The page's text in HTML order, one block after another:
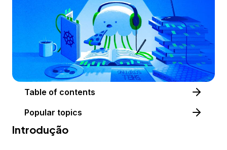
Table of contents
Popular topics
Introdução